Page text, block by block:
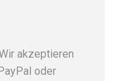
akzeptieren
oder